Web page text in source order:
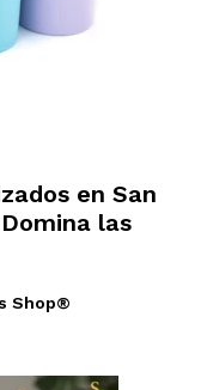
en San
las
Shop®